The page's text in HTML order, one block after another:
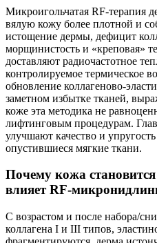
Микроигольчатая RF‑терапия
вялую кожу более плотной и
истощение дермы, дефицит
морщинистость и «креповая»
доставляют радиочастотное
контролируемое термическое
обновление
заметном избытке тканей,
коже эта методика не
лифтинговым процедурам.
улучшают качество и
опустившиеся мягкие ткани.
Почему кожа
влияет
С возрастом и после набора/
коллагена I и III типов,